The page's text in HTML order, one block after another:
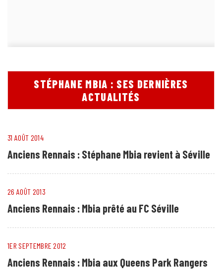
STÉPHANE MBIA : SES DERNIÈRES
ACTUALITÉS
31 AOÛT 2014
Anciens Rennais : Stéphane Mbia revient à Séville
26 AOÛT 2013
Anciens Rennais : Mbia prêté au FC Séville
1ER SEPTEMBRE 2012
Anciens Rennais : Mbia aux Queens Park Rangers